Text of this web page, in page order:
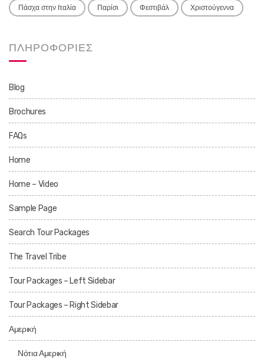
Πάσχα στην Ιταλία Παρίσι Φεστιβάλ Χριστούγεννα
ΠΛΗΡΟΦΟΡΙΕΣ
Blog
Brochures
FAQs
Home
Home – Video
Sample Page
Search Tour Packages
The Travel Tribe
Tour Packages – Left Sidebar
Tour Packages – Right Sidebar
Αμερική
Νότια Αμερική